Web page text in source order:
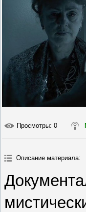
Просмотры: 0
Описание материала: